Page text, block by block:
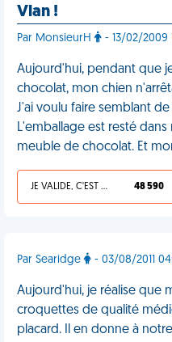
Vlan !
Par MonsieurH - 13/02/2009
Aujourd'hui, pendant que
chocolat, mon chien
J'ai voulu faire semblant
L'emballage est resté dans
meuble de chocolat. Et
JE VALIDE, C'EST UNE VDM 48 590
Par Searidge - 03/08/2011
Aujourd'hui, je réalise que
croquettes de qualité
placard. Il en donne à